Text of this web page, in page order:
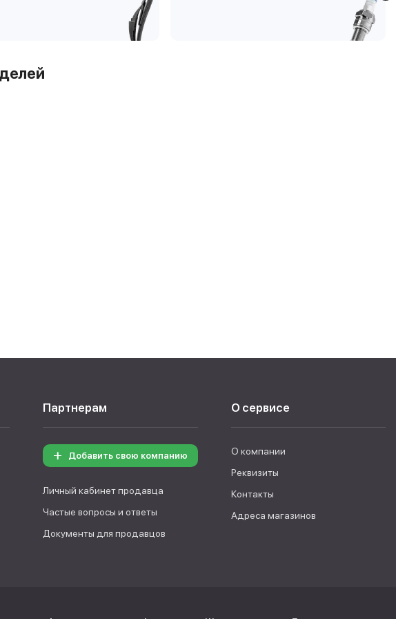
Партнерам
Добавить свою компанию
Личный кабинет продавца
Частые вопросы и ответы
Документы для продавцов
О сервисе
О компании
Реквизиты
Контакты
Адреса магазинов